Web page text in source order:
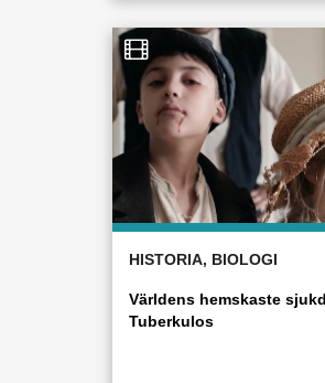
HISTORIA, BIOLOGI
Världens hemskaste
Tuberkulos